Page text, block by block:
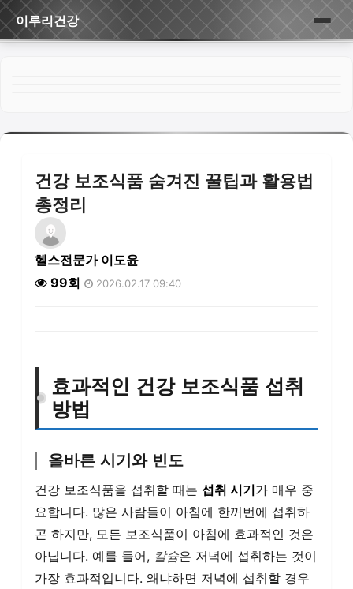
이루리건강
건강 보조식품 숨겨진 꿀팁과 활용법
총정리
헬스전문가 이도윤
99회
2026.02.17 09:40
효과적인 건강 보조식품 섭취
방법
올바른 시기와 빈도
건강 보조식품을 섭취할 때는 섭취 시기가 매우 중
요합니다. 많은 사람들이 아침에 한꺼번에 섭취하
곤 하지만, 모든 보조식품이 아침에 효과적인 것은
아닙니다. 예를 들어, 칼슘은 저녁에 섭취하는 것이
가장 효과적입니다. 왜냐하면 저녁에 섭취할 경우